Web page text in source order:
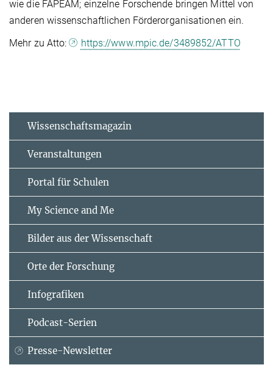
wie die FAPEAM; einzelne Forschende bringen Mittel von
anderen wissenschaftlichen Förderorganisationen ein.
Mehr zu Atto:
https://www.mpic.de/3489852/ATTO
Wissenschaftsmagazin
Veranstaltungen
Portal für Schulen
My Science and Me
Bilder aus der Wissenschaft
Orte der Forschung
Infografiken
Podcast-Serien
Presse-Newsletter